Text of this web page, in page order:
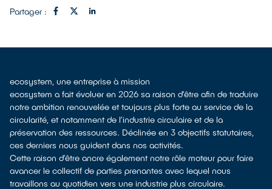
Partager :
ecosystem, une entreprise à mission
ecosystem a fait évoluer en 2026 sa raison d’être afin de traduire
notre ambition renouvelée et toujours plus forte au service de la
circularité, et notamment de l’industrie circulaire et de la
préservation des ressources. Déclinée en 3 objectifs statutaires,
ces derniers nous guident dans nos activités.
Cette raison d’être ancre également notre rôle moteur pour faire
avancer le collectif de parties prenantes avec lequel nous
travaillons au quotidien vers une industrie plus circulaire.